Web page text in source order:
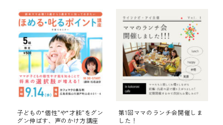
子どもの“個性”や“才能”をグン
グン伸ばす、声のかけ方講座
第1回ママのランチ会開催しま
した！